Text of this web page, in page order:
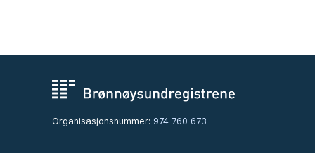
Organisasjonsnummer: 974 760 673